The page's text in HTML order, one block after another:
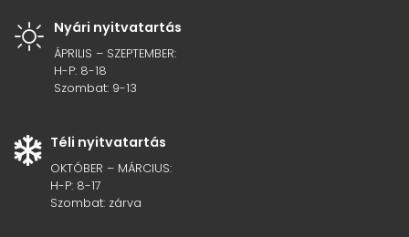
Nyári nyitvatartás
ÁPRILIS – SZEPTEMBER:
H-P: 8-18
Szombat: 9-13
Téli nyitvatartás
OKTÓBER – MÁRCIUS:
H-P: 8-17
Szombat: zárva